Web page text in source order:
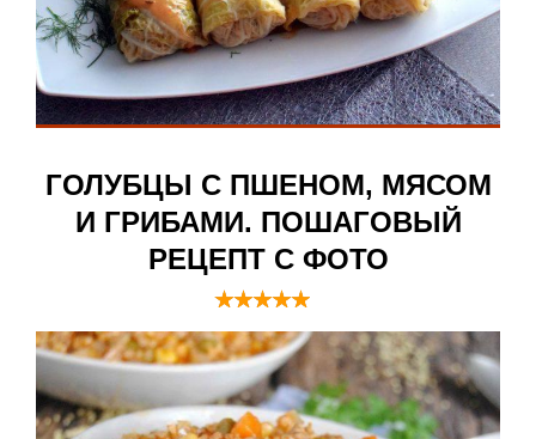
ГОЛУБЦЫ С ПШЕНОМ, МЯСОМ
И ГРИБАМИ. ПОШАГОВЫЙ
РЕЦЕПТ С ФОТО